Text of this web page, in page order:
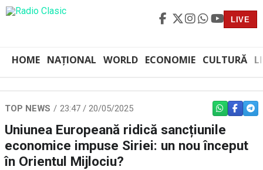
LIVE
HOME NAȚIONAL WORLD ECONOMIE CULTURĂ
TOP NEWS 23:47 / 20/05/2025 WHATSAPP
Uniunea Europeană ridică sancțiunile
economice impuse Siriei: un nou început
în Orientul Mijlociu?